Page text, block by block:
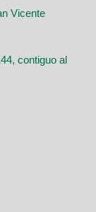
Vicente
contiguo al